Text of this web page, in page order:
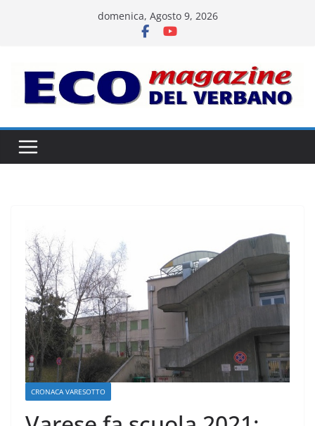
domenica, Agosto 9, 2026
CRONACA VARESOTTO